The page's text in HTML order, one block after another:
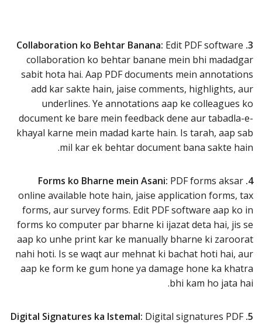
3. Collaboration ko Behtar Banana:
Edit PDF software
collaboration ko behtar banane mein bhi madadgar
sabit hota hai. Aap PDF documents mein annotations
add kar sakte hain, jaise comments, highlights, aur
underlines. Ye annotations aap ke colleagues ko
document ke bare mein feedback dene aur tabadla-e-
khayal karne mein madad karte hain. Is tarah, aap sab
mil kar ek behtar document bana sakte hain.
4. Forms ko Bharne mein Asani:
PDF forms aksar
online available hote hain, jaise application forms, tax
forms, aur survey forms. Edit PDF software aap ko in
forms ko computer par bharne ki ijazat deta hai, jis se
aap ko unhe print kar ke manually bharne ki zaroorat
nahi hoti. Is se waqt aur mehnat ki bachat hoti hai, aur
aap ke form ke gum hone ya damage hone ka khatra
bhi kam ho jata hai.
5. Digital Signatures ka Istemal:
Digital signatures PDF